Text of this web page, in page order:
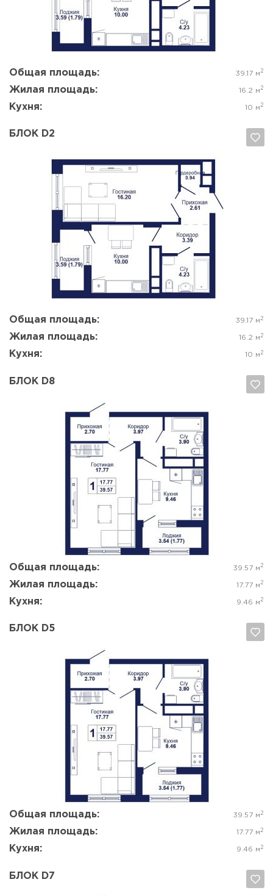
Общая площадь: 39.17 м 2
Жилая площадь: 16.2 м 2
Кухня: 10 м 2
Да, удалить Отмена
БЛОК D2
Общая площадь: 39.17 м 2
Жилая площадь: 16.2 м 2
Кухня: 10 м 2
Да, удалить Отмена
БЛОК D8
Общая площадь: 39.57 м 2
Жилая площадь: 17.77 м 2
Кухня: 9.46 м 2
Да, удалить
БЛОК D5
Общая площадь: 39.57 м 2
Жилая площадь: 17.77 м 2
Кухня: 9.46 м 2
Да, удалить
БЛОК D7